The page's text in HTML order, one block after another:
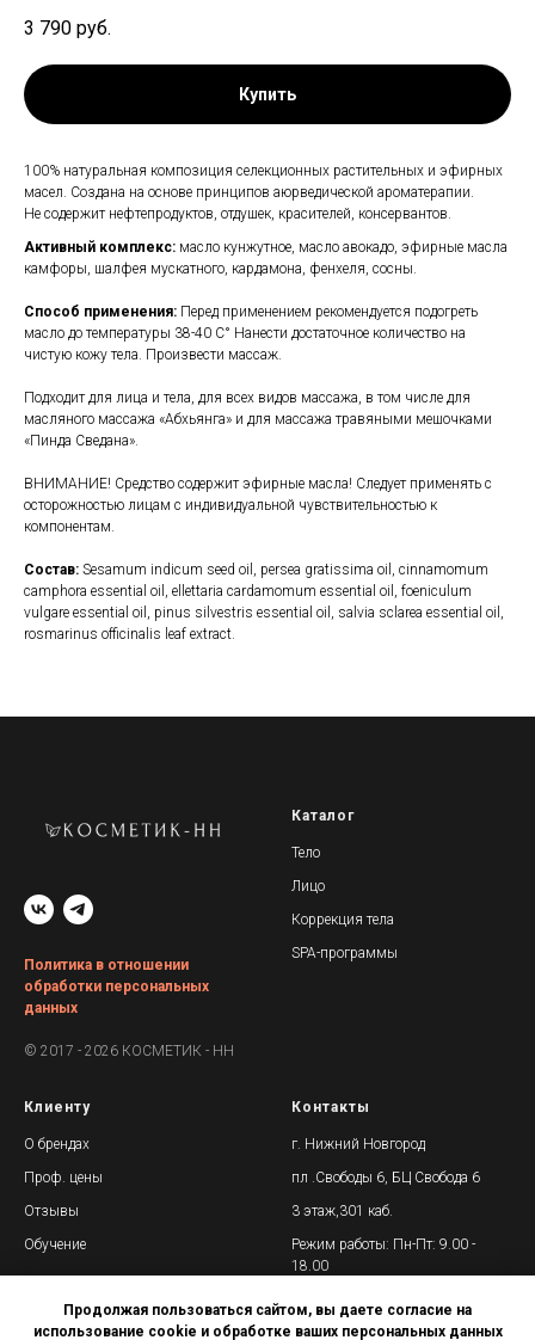
3 790 руб.
Купить
100% натуральная композиция селекционных растительных и эфирных
масел. Создана на основе принципов аюрведической ароматерапии.
Не содержит нефтепродуктов, отдушек, красителей, консервантов.
Активный комплекс: масло кунжутное, масло авокадо, эфирные масла
камфоры, шалфея мускатного, кардамона, фенхеля, сосны.
Способ применения: Перед применением рекомендуется подогреть
масло до температуры 38-40 С° Нанести достаточное количество на
чистую кожу тела. Произвести массаж.
Подходит для лица и тела, для всех видов массажа, в том числе для
масляного массажа «Абхьянга» и для массажа травяными мешочками
«Пинда Сведана».
ВНИМАНИЕ! Средство содержит эфирные масла! Следует применять с
осторожностью лицам с индивидуальной чувствительностью к
компонентам.
Состав: Sesamum indicum seed oil, persea gratissima oil, cinnamomum
camphora essential oil, ellettaria cardamomum essential oil, foeniculum
vulgare essential oil, pinus silvestris essential oil, salvia sclarea essential oil,
rosmarinus officinalis leaf extract.
Продолжая пользоваться сайтом, вы даете согласие на
использование cookie и обработке ваших персональных данных
Политика в отношении
обработки персональных
данных
© 2017 - 2026 КОСМЕТИК - НН
Каталог
Тело
Лицо
Коррекция тела
SPA-программы
Клиенту
О брендах
Проф. цены
Отзывы
Обучение
Контакты
г. Нижний Новгород
пл .Свободы 6, БЦ Свобода 6
3 этаж,301 каб.
Режим работы: Пн-Пт: 9.00 -
18.00